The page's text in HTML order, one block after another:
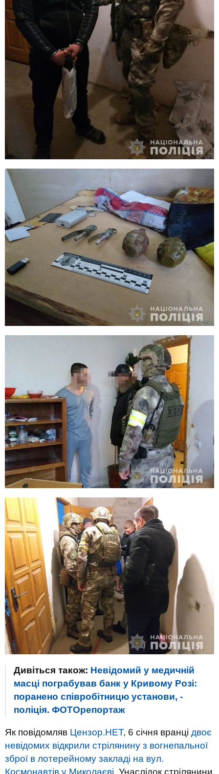
Дивіться також: Невідомий у медичній
масці пограбував банк у Кривому Розі:
поранено співробітницю установи, -
поліція. ФОТОрепортаж
Як повідомляв Цензор.НЕТ, 6 січня вранці двоє
невідомих відкрили стрілянину з вогнепальної
зброї в лотерейному закладі на вул.
Космонавтів у Миколаєві. Унаслідок стрілянини